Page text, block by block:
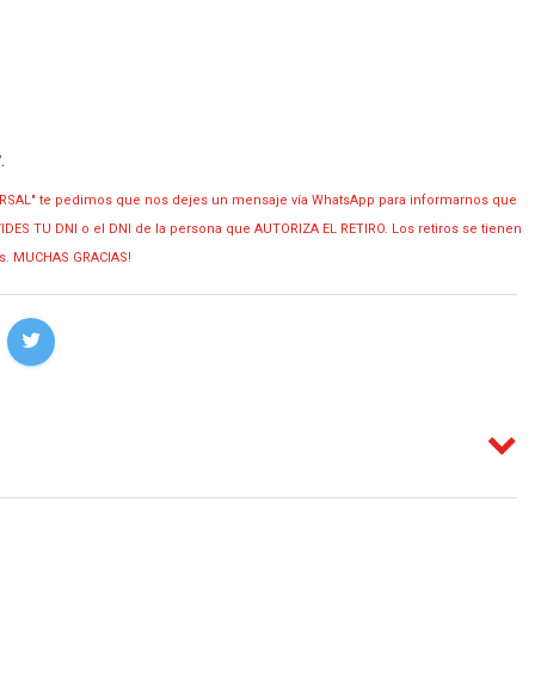
.
te pedimos que nos dejes un mensaje vía WhatsApp para informarnos que
TU DNI o el DNI de la persona que AUTORIZA EL RETIRO. Los retiros se tienen
GRACIAS!